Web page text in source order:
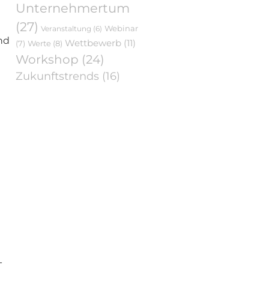
Unternehmertum
(27) Veranstaltung (6) Webinar
(7) Werte (8) Wettbewerb (11)
Workshop (24)
Zukunftstrends (16)